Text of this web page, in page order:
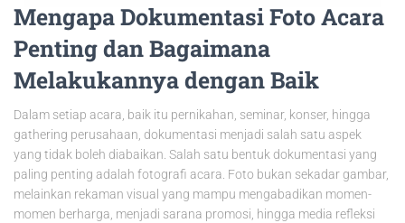
Mengapa Dokumentasi Foto Acara
Penting dan Bagaimana
Melakukannya dengan Baik
Dalam setiap acara, baik itu pernikahan, seminar, konser, hingga
gathering perusahaan, dokumentasi menjadi salah satu aspek
yang tidak boleh diabaikan. Salah satu bentuk dokumentasi yang
paling penting adalah fotografi acara. Foto bukan sekadar gambar,
melainkan rekaman visual yang mampu mengabadikan momen-
momen berharga, menjadi sarana promosi, hingga media refleksi